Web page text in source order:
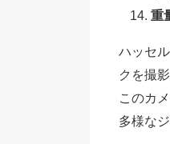
重
ハッセ
クを撮
このカ
多様な